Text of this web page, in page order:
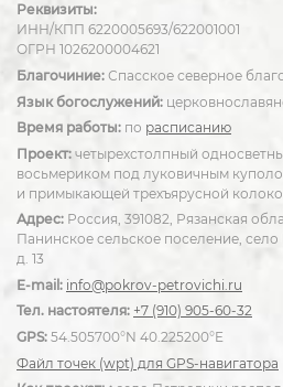
Реквизиты:
ИНН/КПП 6220005693/622001001
ОГРН 1026200004621
Благочиние: Спасское северное
Язык богослужений:
Время работы: по расписанию
Проект: четырехстолпный
восьмериком под луковичным
и примыкающей трехъярусной
Адрес: Россия, 391082, Рязанская
Панинское сельское поселение,
д. 13
E-mail: info@pokrov-petrovichi.ru
Тел. настоятеля: +7 (910) 905-60-32
GPS: 54.505700°N 40.225200°E
Файл точек (wpt) для GPS-навигатора